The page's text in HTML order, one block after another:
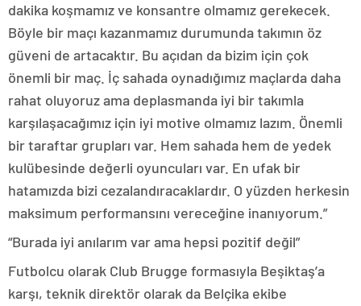
dakika koşmamız ve konsantre olmamız gerekecek.
Böyle bir maçı kazanmamız durumunda takımın öz
güveni de artacaktır. Bu açıdan da bizim için çok
önemli bir maç. İç sahada oynadığımız maçlarda daha
rahat oluyoruz ama deplasmanda iyi bir takımla
karşılaşacağımız için iyi motive olmamız lazım. Önemli
bir taraftar grupları var. Hem sahada hem de yedek
kulübesinde değerli oyuncuları var. En ufak bir
hatamızda bizi cezalandıracaklardır. O yüzden herkesin
maksimum performansını vereceğine inanıyorum.”
“Burada iyi anılarım var ama hepsi pozitif değil”
Futbolcu olarak Club Brugge formasıyla Beşiktaş’a
karşı, teknik direktör olarak da Belçika ekibe